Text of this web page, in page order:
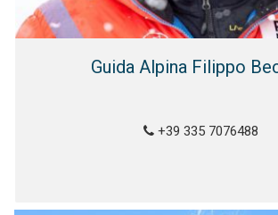
Guida Alpina Filippo
+39 335 7076488